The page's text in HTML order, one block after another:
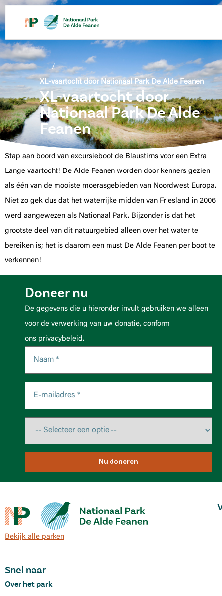
de
inhoud
/
XL-vaartocht door Nationaal Park De Alde Feanen
XL-vaartocht door
Nationaal Park De Alde
Feanen
Stap aan boord van excursieboot de Blaustirns voor een Extra
Lange vaartocht! De Alde Feanen worden door kenners gezien
als één van de mooiste moerasgebieden van Noordwest Europa.
Niet zo gek dus dat het waterrijke midden van Friesland in 2006
werd aangewezen als Nationaal Park. Bijzonder is dat het
grootste deel van dit natuurgebied alleen over het water te
bereiken is; het is daarom een must De Alde Feanen per boot te
verkennen!
Doneer nu
De gegevens die u hieronder invult gebruiken we alleen
voor de verwerking van uw donatie, conform
ons privacybeleid.
Nu doneren
Bekijk alle parken
Snel naar
Over het park